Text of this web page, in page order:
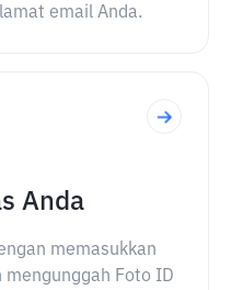
email Anda.
Anda
memasukkan
Foto ID